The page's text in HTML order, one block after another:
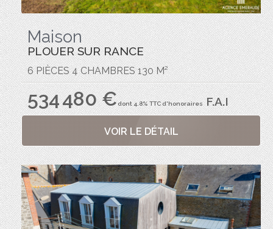
Maison
PLOUER SUR RANCE
6 PIÈCES 4 CHAMBRES 130 M²
534 480 €dont 4.8% TTC d'honorairesF.A.I
VOIR LE DÉTAIL